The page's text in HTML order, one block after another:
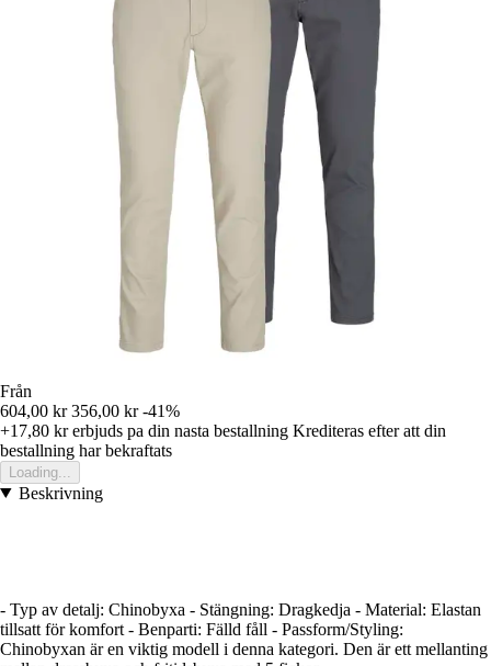
Från
604,00 kr 356,00 kr -41%
+17,80 krerbjuds pa din nasta bestallning Krediteras efter att din
bestallning har bekraftats
Loading...
Beskrivning
- Typ av detalj: Chinobyxa - Stängning: Dragkedja - Material: Elastan
tillsatt för komfort - Benparti: Fälld fåll - Passform/Styling:
Chinobyxan är en viktig modell i denna kategori. Den är ett mellanting